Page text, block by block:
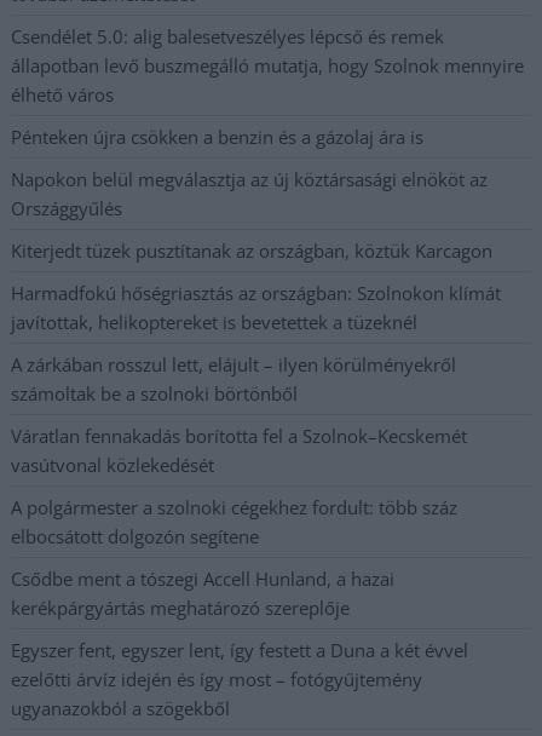
Csendélet 5.0: alig balesetveszélyes lépcső és remek
állapotban levő buszmegálló mutatja, hogy Szolnok mennyire
élhető város
Pénteken újra csökken a benzin és a gázolaj ára is
Napokon belül megválasztja az új köztársasági elnököt az
Országgyűlés
Kiterjedt tüzek pusztítanak az országban, köztük Karcagon
Harmadfokú hőségriasztás az országban: Szolnokon klímát
javítottak, helikoptereket is bevetettek a tüzeknél
A zárkában rosszul lett, elájult – ilyen körülményekről
számoltak be a szolnoki börtönből
Váratlan fennakadás borította fel a Szolnok–Kecskemét
vasútvonal közlekedését
A polgármester a szolnoki cégekhez fordult: több száz
elbocsátott dolgozón segítene
Csődbe ment a tószegi Accell Hunland, a hazai
kerékpárgyártás meghatározó szereplője
Egyszer fent, egyszer lent, így festett a Duna a két évvel
ezelőtti árvíz idején és így most – fotógyűjtemény
ugyanazokból a szögekből